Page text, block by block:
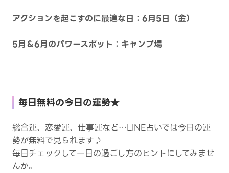
アクションを起こすのに最適な日：6月5日（金）
5月＆6月のパワースポット：キャンプ場
毎日無料の今日の運勢★
総合運、恋愛運、仕事運など…LINE占いでは今日の運
勢が無料で見られます♪
毎日チェックして一日の過ごし方のヒントにしてみませ
んか。